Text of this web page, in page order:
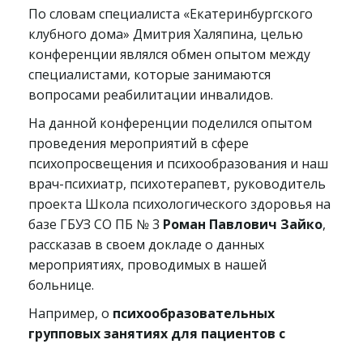
По словам специалиста «Екатеринбургского
клубного дома» Дмитрия Халяпина, целью
конференции являлся обмен опытом между
специалистами, которые занимаются
вопросами реабилитации инвалидов.
На данной конференции поделился опытом
проведения мероприятий в сфере
психопросвещения и психообразования и наш
врач-психиатр, психотерапевт, руководитель
проекта Школа психологического здоровья на
базе ГБУЗ СО ПБ № 3 Роман Павлович Зайко,
рассказав в своем докладе о данных
мероприятиях, проводимых в нашей
больнице.
Например, о психообразовательных
групповых занятиях для пациентов с